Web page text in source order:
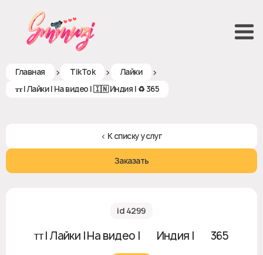
Главная > TikTok > Лайки >
ᴛᴛ | Лайки | На видео | 🇮🇳 Индия | ♻ 365
< К списку услуг
Заказать
id 4299
ᴛᴛ | Лайки | На видео | 🇮🇳 Индия | ♻ 365